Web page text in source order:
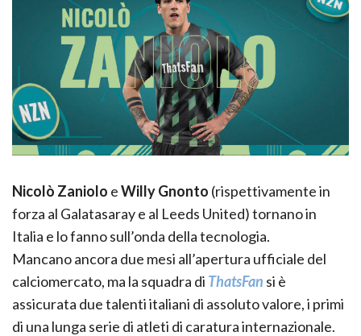
Nicolò Zaniolo eWilly Gnonto (rispettivamente in
forza al Galatasaray e al Leeds United) tornano in
Italia e lo fanno sull’onda della tecnologia.
Mancano ancora due mesi all’apertura ufficiale del
calciomercato, ma la squadra di ThatsFan si è
assicurata due talenti italiani di assoluto valore, i primi
di una lunga serie di atleti di caratura internazionale.